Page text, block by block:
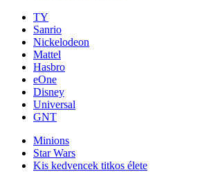
TY
Sanrio
Nickelodeon
Mattel
Hasbro
eOne
Disney
Universal
GNT
Minions
Star Wars
Kis kedvencek titkos élete